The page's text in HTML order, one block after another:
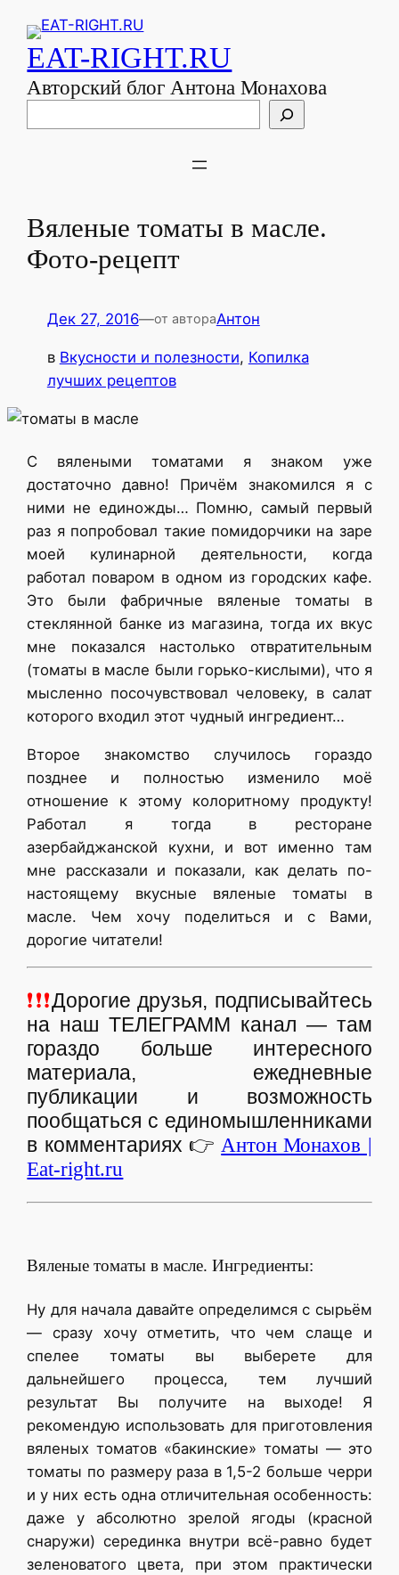
EAT-RIGHT.RU
Авторский блог Антона Монахова
Вяленые томаты в масле.
Фото-рецепт
Дек 27, 2016—от автораАнтон
в Вкусности и полезности, Копилка
лучших рецептов
С вялеными томатами я знаком уже
достаточно давно! Причём знакомился я с
ними не единожды… Помню, самый первый
раз я попробовал такие помидорчики на заре
моей кулинарной деятельности, когда
работал поваром в одном из городских кафе.
Это были фабричные вяленые томаты в
стеклянной банке из магазина, тогда их вкус
мне показался настолько отвратительным
(томаты в масле были горько-кислыми), что я
мысленно посочувствовал человеку, в салат
которого входил этот чудный ингредиент…
Второе знакомство случилось гораздо
позднее и полностью изменило моё
отношение к этому колоритному продукту!
Работал я тогда в ресторане
азербайджанской кухни, и вот именно там
мне рассказали и показали, как делать по-
настоящему вкусные вяленые томаты в
масле. Чем хочу поделиться и с Вами,
дорогие читатели!
❗❗❗Дорогие друзья, подписывайтесь
на наш ТЕЛЕГРАММ канал — там
гораздо больше интересного
материала, ежедневные
публикации и возможность
пообщаться с единомышленниками
в комментариях 👉 Антон Монахов |
Eat-right.ru
Вяленые томаты в масле. Ингредиенты:
Ну для начала давайте определимся с сырьём
— сразу хочу отметить, что чем слаще и
спелее томаты вы выберете для
дальнейшего процесса, тем лучший
результат Вы получите на выходе! Я
рекомендую использовать для приготовления
вяленых томатов «бакинские» томаты — это
томаты по размеру раза в 1,5-2 больше черри
и у них есть одна отличительная особенность:
даже у абсолютно зрелой ягоды (красной
снаружи) серединка внутри всё-равно будет
зеленоватого цвета, при этом практически